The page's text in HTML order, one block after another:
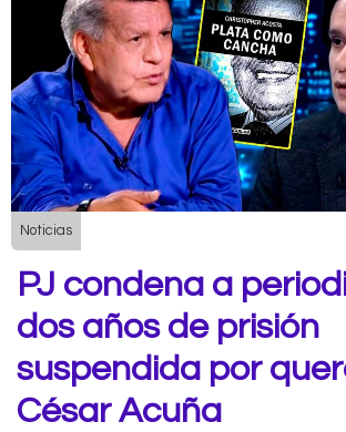
Noticias
PJ condena a
dos años de prisión
suspendida por
César Acuña